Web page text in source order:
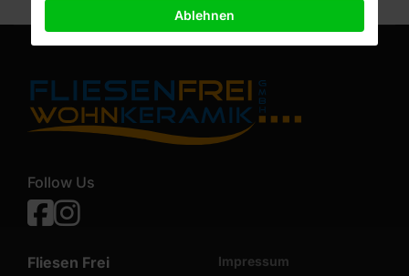
+49 157 721 125 51
Follow Us
Facebook
Instagram
Fliesen Frei
Impressum
Ablehnen